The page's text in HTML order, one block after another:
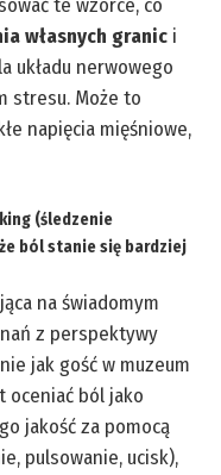
te wzorce, co
własnych granic i
układu nerwowego
stresu. Może to
napięcia mięśniowe,
(śledzenie
ból stanie się bardziej
na świadomym
z perspektywy
jak gość w muzeum
oceniać ból jako
jakość za pomocą
pulsowanie, ucisk),